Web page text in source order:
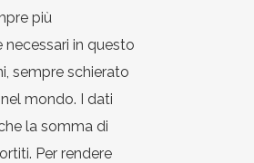
più
in questo
sempre schierato
mondo. I dati
la somma di
Per rendere